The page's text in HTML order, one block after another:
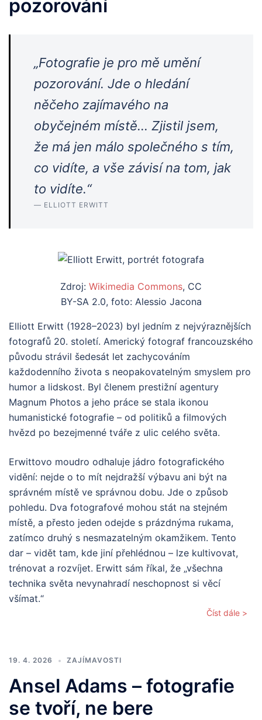
pozorování
„Fotografie je pro mě umění
pozorování. Jde o hledání
něčeho zajímavého na
obyčejném místě… Zjistil jsem,
že má jen málo společného s tím,
co vidíte, a vše závisí na tom, jak
to vidíte.“
— ELLIOTT ERWITT
Zdroj: Wikimedia Commons, CC
BY-SA 2.0, foto: Alessio Jacona
Elliott Erwitt (1928–2023) byl jedním z nejvýraznějších
fotografů 20. století. Americký fotograf francouzského
původu strávil šedesát let zachycováním
každodenního života s neopakovatelným smyslem pro
humor a lidskost. Byl členem prestižní agentury
Magnum Photos a jeho práce se stala ikonou
humanistické fotografie – od politiků a filmových
hvězd po bezejmenné tváře z ulic celého světa.
Erwittovo moudro odhaluje jádro fotografického
vidění: nejde o to mít nejdražší výbavu ani být na
správném místě ve správnou dobu. Jde o způsob
pohledu. Dva fotografové mohou stát na stejném
místě, a přesto jeden odejde s prázdnýma rukama,
zatímco druhý s nesmazatelným okamžikem. Tento
dar – vidět tam, kde jiní přehlédnou – lze kultivovat,
trénovat a rozvíjet. Erwitt sám říkal, že „všechna
technika světa nevynahradí neschopnost si věcí
všímat.“
Číst dále >
19. 4. 2026 ZAJÍMAVOSTI
Ansel Adams – fotografie
se tvoří, ne bere